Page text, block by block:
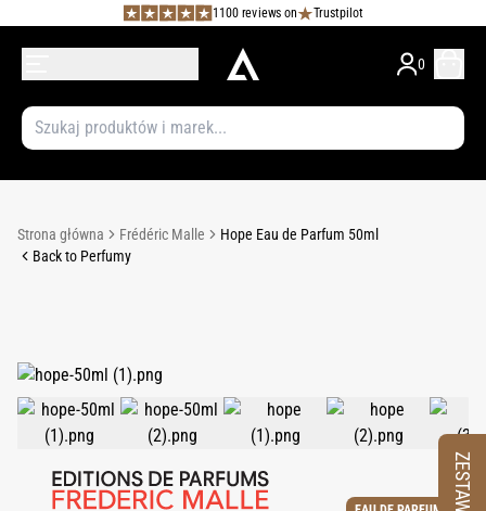
1100 reviews on Trustpilot
0
Strona główna Frédéric Malle
Hope Eau de Parfum 50ml
Back to Perfumy